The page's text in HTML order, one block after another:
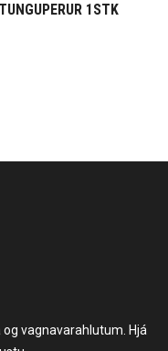
1STK
vagnavarahlutum. Hjá